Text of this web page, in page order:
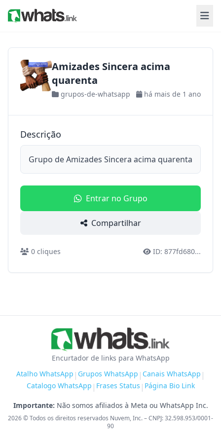
Amizades Sincera acima
quarenta
grupos-de-whatsapp há mais de 1 ano
Descrição
Grupo de Amizades Sincera acima quarenta
Entrar no Grupo
Compartilhar
0 cliques ID: 877fd680...
Encurtador de links para WhatsApp
Atalho WhatsApp | Grupos WhatsApp | Canais WhatsApp |
Catalogo WhatsApp | Frases Status | Página Bio Link
Importante: Não somos afiliados à Meta ou WhatsApp Inc.
2026© Todos os direitos reservados Nuvem, Inc. – CNPJ: 32.598.953/0001-
90